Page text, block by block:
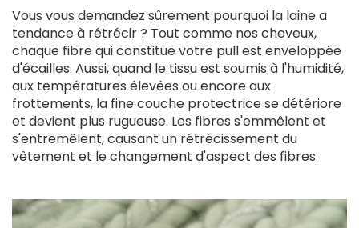
Vous vous demandez sûrement pourquoi la laine a
tendance à rétrécir ? Tout comme nos cheveux,
chaque fibre qui constitue votre pull est enveloppée
d'écailles. Aussi, quand le tissu est soumis à l'humidité,
aux températures élevées ou encore aux
frottements, la fine couche protectrice se détériore
et devient plus rugueuse. Les fibres s'emmêlent et
s'entremêlent, causant un rétrécissement du
vêtement et le changement d'aspect des fibres.